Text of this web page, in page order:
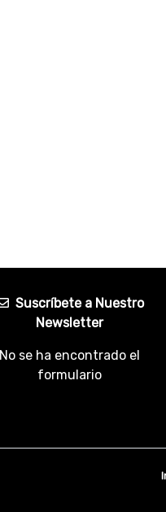
Suscríbete a Nuestro
Newsletter
No se ha encontrado el
formulario